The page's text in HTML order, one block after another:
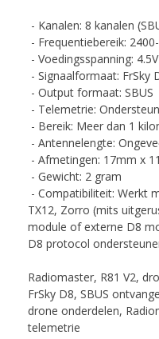
- Kanalen: 8 kanalen
- Frequentiebereik:
- Voedingsspanning:
- Signaalformaat: FrSky
- Output formaat: SBUS
- Telemetrie:
- Bereik: Meer dan 1
- Antennelengte:
- Afmetingen: 17mm x
- Gewicht: 2 gram
- Compatibiliteit: Werkt
TX12, Zorro (mits
module of externe D8
D8 protocol
Radiomaster, R81 V2,
FrSky D8, SBUS
drone onderdelen,
telemetrie